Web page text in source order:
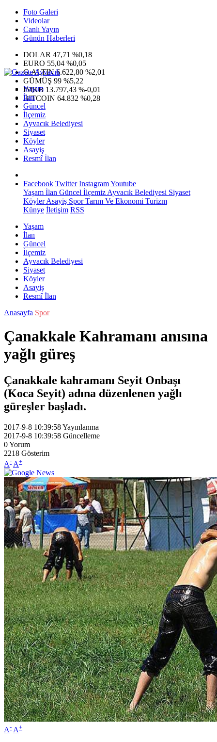
Foto Galeri
Videolar
Canlı Yayın
Günün Haberleri
DOLAR 47,71 %0,18
EURO 55,04 %0,05
G.ALTIN6.622,80 %2,01
GÜMÜŞ 99 %5,22
IMKB 13.797,43 %-0,01
BITCOIN 64.832 %0,28
Yaşam
İlan
Güncel
İlçemiz
Ayvacık Belediyesi
Siyaset
Köyler
Asayiş
Resmî İlan
Facebook Twitter InstagramYoutube
Yaşam İlan Güncel İlçemiz Ayvacık Belediyesi Siyaset
KöylerAsayiş SporTarım Ve Ekonomi Turizm
Künye İletişim RSS
Yaşam
İlan
Güncel
İlçemiz
Ayvacık Belediyesi
Siyaset
Köyler
Asayiş
Resmî İlan
Anasayfa Spor
Çanakkale Kahramanı anısına
yağlı güreş
Çanakkale kahramanı Seyit Onbaşı
(Koca Seyit) adına düzenlenen yağlı
güreşler başladı.
2017-9-8 10:39:58Yayınlanma
2017-9-8 10:39:58 Güncelleme
0Yorum
2218 Gösterim
A- A+
A- A+